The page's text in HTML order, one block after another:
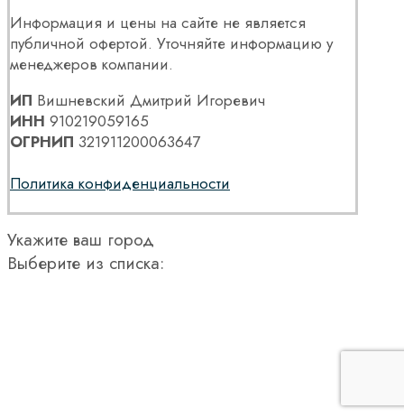
Информация и цены на сайте не является
публичной офертой. Уточняйте информацию у
менеджеров компании.
ИП Вишневский Дмитрий Игоревич
ИНН 910219059165
ОГРНИП 321911200063647
Политика конфиденциальности
Укажите ваш город
Выберите из списка: